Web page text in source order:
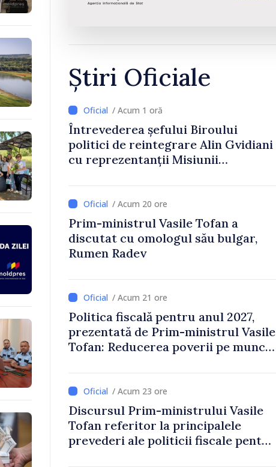
Știri Oficiale
/ Acum 1 oră
Întrevederea șefului Biroului
politici de reintegrare Alin Gvidiani
cu reprezentanții Misiunii
/ Acum 20 ore
Prim-ministrul Vasile Tofan a
discutat cu omologul său bulgar,
Rumen Radev
/ Acum 21 ore
Politica fiscală pentru anul 2027,
prezentată de Prim-ministrul Vasile
Tofan: Reducerea poverii pe muncă,
/ Acum 23 ore
Discursul Prim-ministrului Vasile
Tofan referitor la principalele
prevederi ale politicii fiscale pentru